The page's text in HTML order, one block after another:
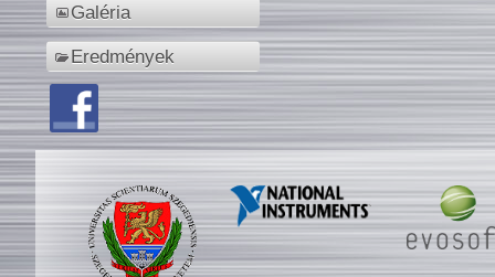
Galéria
Eredmények